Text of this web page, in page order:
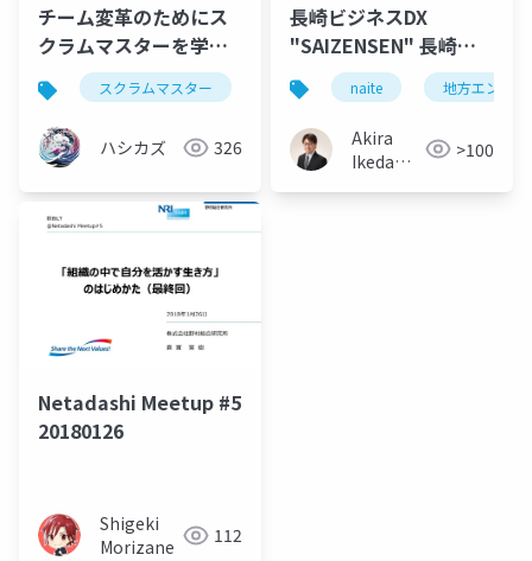
チーム変革のためにス
クラムマスターを学ん
だら、自分が変わって
チームも変わった
スクラムマスター qaエンジニア チーム変革
ハシカズ 326
長崎ビジネスDX
"SAIZENSEN" 長崎の
未来 〜私たちの活動
の先にあるもの〜
naite 地方エンジニ
Akira
Ikeda（ク
>100
Netadashi Meetup #5
20180126
Shigeki
Morizane
112